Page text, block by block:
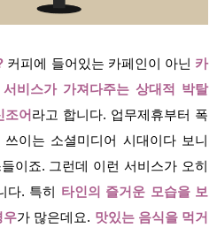
커피에 들어있는 카페인이 아닌 카
비스가 가져다주는 상대적 박탈
조어 라고 합니다. 업무제휴부터 폭
이는 소셜미디어 시대이다 보니
이죠. 그런데 이런 서비스가 오히
다. 특히 타인의 즐거운 모습을 보
우가 많은데요. 맛있는 음식을 먹거